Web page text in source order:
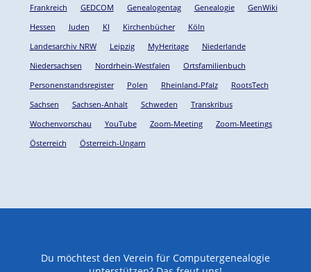
Frankreich
GEDCOM Genealogentag Genealogie
GenWiki
Hessen
Juden KI Kirchenbücher
Köln
Landesarchiv NRW
Leipzig MyHeritage
Niederlande
Niedersachsen
Nordrhein-Westfalen
Ortsfamilienbuch
Personenstandsregister
Polen Rheinland-Pfalz
RootsTech
Sachsen
Sachsen-Anhalt Schweden
Transkribus
Wochenvorschau
YouTube Zoom-Meeting
Zoom-Meetings
Österreich
Österreich-Ungarn
Du möchtest den Verein für Computergenealogie